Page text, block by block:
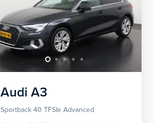
Audi A3
Sportback 40 TFSIe Advanced